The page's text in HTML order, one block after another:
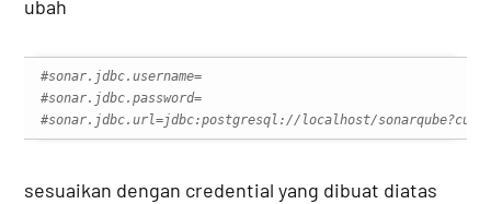
ubah
#sonar.jdbc.username=
#sonar.jdbc.password=
#sonar.jdbc.url=jdbc:postgresql://localhost/
sesuaikan dengan credential yang dibuat diatas